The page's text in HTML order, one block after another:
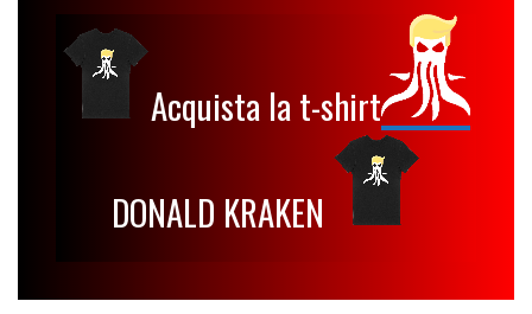
Acquista la t-shirt
DONALD KRAKEN